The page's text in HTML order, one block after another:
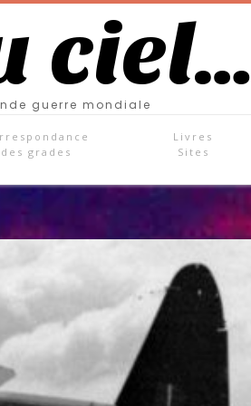
ciel…
guerre mondiale
des grades
Livres
Sites